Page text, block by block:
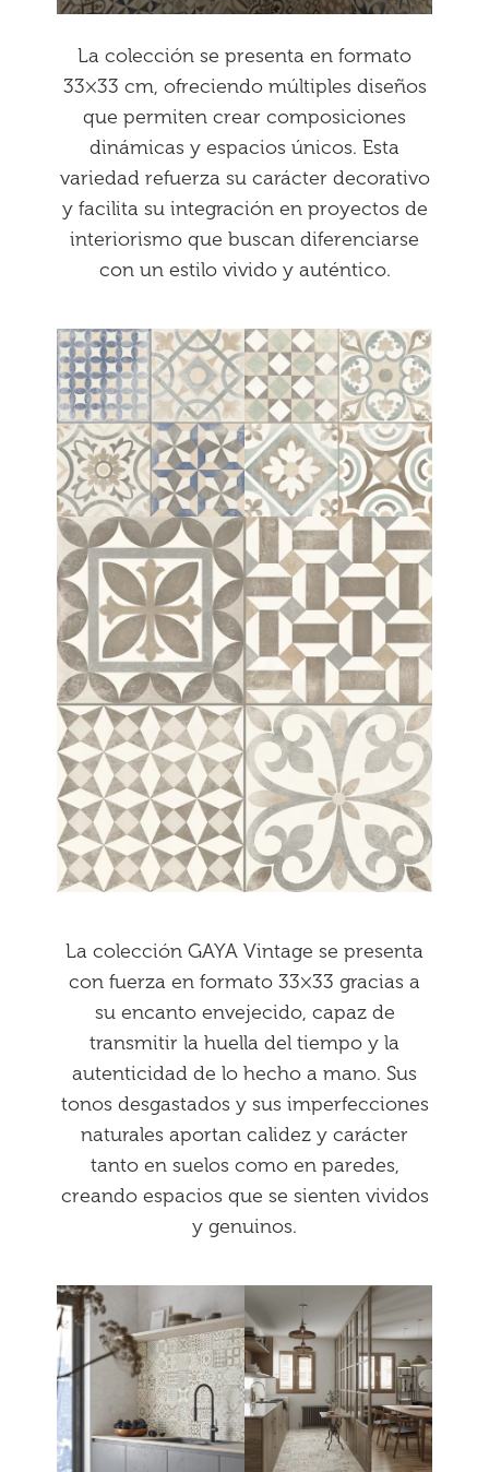
La colección se presenta en formato
33×33 cm, ofreciendo múltiples diseños
que permiten crear composiciones
dinámicas y espacios únicos. Esta
variedad refuerza su carácter decorativo
y facilita su integración en proyectos de
interiorismo que buscan diferenciarse
con un estilo vivido y auténtico.
La colección GAYA Vintage se presenta
con fuerza en formato 33×33 gracias a
su encanto envejecido, capaz de
transmitir la huella del tiempo y la
autenticidad de lo hecho a mano. Sus
tonos desgastados y sus imperfecciones
naturales aportan calidez y carácter
tanto en suelos como en paredes,
creando espacios que se sienten vividos
y genuinos.